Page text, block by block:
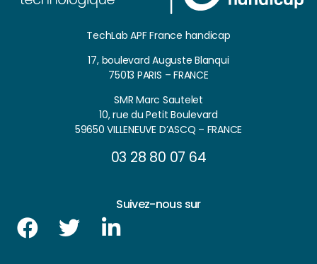
TechLab APF France handicap
17, boulevard Auguste Blanqui
75013 PARIS – FRANCE
SMR Marc Sautelet
10, rue du Petit Boulevard
59650 VILLENEUVE D’ASCQ – FRANCE
03 28 80 07 64
Suivez-nous sur